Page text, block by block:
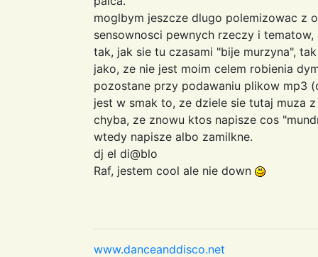
moglbym jeszcze dlugo polemizowac z
sensownosci pewnych rzeczy i
tak, jak sie tu czasami "bije murzyna",
jako, ze nie jest moim celem robienia
pozostane przy podawaniu plikow mp3
jest w smak to, ze dziele sie tutaj muza
chyba, ze znowu ktos napisze cos
wtedy napisze albo zamilkne.
dj el di@blo
Raf, jestem cool ale nie down
www.danceanddisco.net